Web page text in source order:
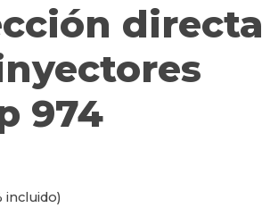
directa
974
incluido)